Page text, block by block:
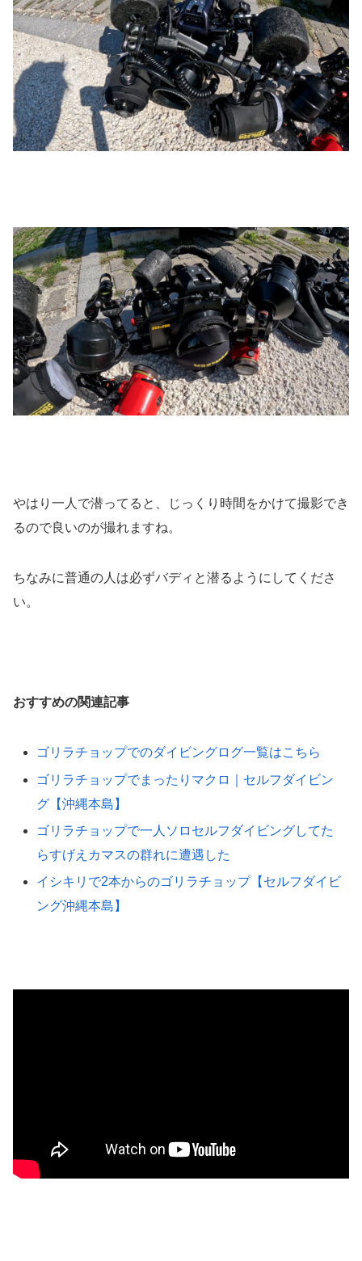
やはり一人で潜ってると、じっくり時間をかけて撮影でき
るので良いのが撮れますね。
ちなみに普通の人は必ずバディと潜るようにしてくださ
い。
おすすめの関連記事
ゴリラチョップでのダイビングログ一覧はこちら
ゴリラチョップでまったりマクロ｜セルフダイビン
グ【沖縄本島】
ゴリラチョップで一人ソロセルフダイビングしてた
らすげえカマスの群れに遭遇した
イシキリで2本からのゴリラチョップ【セルフダイビ
ング沖縄本島】